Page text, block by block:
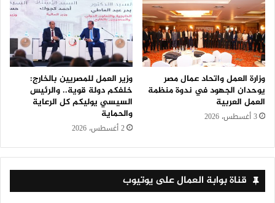
وزارة العمل واتحاد عمال مصر
يوحدان الجهود في ندوة منظمة
العمل العربية
3 أغسطس، 2026
وزير العمل للمصريين بالخارج:
خلفكم دولة قوية.. والرئيس
السيسي يوليكم كل الرعاية
والحماية
2 أغسطس، 2026
قناة بوابة العمال على يوتيوب